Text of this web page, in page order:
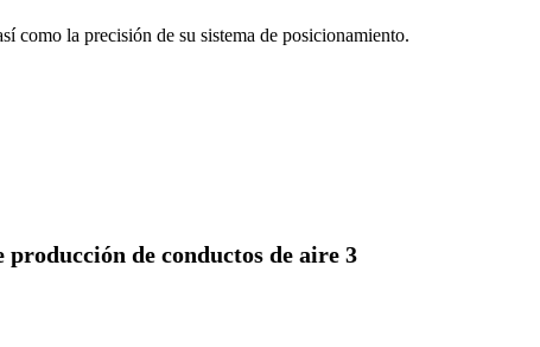
como la precisión de su sistema de posicionamiento.
de conductos de aire 3